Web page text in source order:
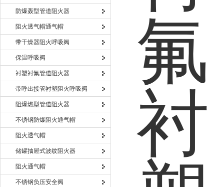
防爆轰型管道阻火器
阻火透气帽通气帽
带干燥器阻火呼吸阀
保温呼吸阀
衬塑衬氟管道阻火器
带呼出接管衬塑阻火呼吸阀
阻爆燃型管道阻火器
不锈钢防爆阻火通气帽
阻火透气帽
储罐抽屉式波纹阻火器
阻火通气帽
不锈钢负压安全阀